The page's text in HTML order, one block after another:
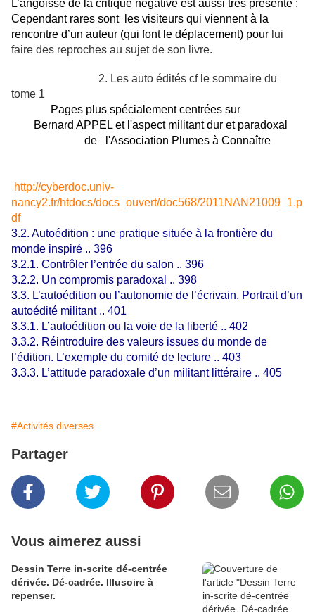
L’angoisse de la critique négative est aussi très présente :
Cependant rares sont les visiteurs qui viennent à la
rencontre d’un auteur (qui font le déplacement) pour lui
faire des reproches au sujet de son livre.
2. Les auto édités cf le sommaire du
tome 1
Pages plus spécialement centrées sur
Bernard APPEL et l'aspect militant dur et paradoxal
de l'Association Plumes à Connaître
http://cyberdoc.univ-
nancy2.fr/htdocs/docs_ouvert/doc568/2011NAN21009_1.p
df
3.2. Autoédition : une pratique située à la frontière du
monde inspiré .. 396
3.2.1. Contrôler l’entrée du salon .. 396
3.2.2. Un compromis paradoxal .. 398
3.3. L’autoédition ou l’autonomie de l’écrivain. Portrait d’un
autoédité militant .. 401
3.3.1. L’autoédition ou la voie de la liberté .. 402
3.3.2. Réintroduire des valeurs issues du monde de
l’édition. L’exemple du comité de lecture .. 403
3.3.3. L’attitude paradoxale d’un militant littéraire .. 405
#Activités diverses
Partager
Vous aimerez aussi
Dessin Terre in-scrite dé-centrée
dérivée. Dé-cadrée. Illusoire à
repenser.